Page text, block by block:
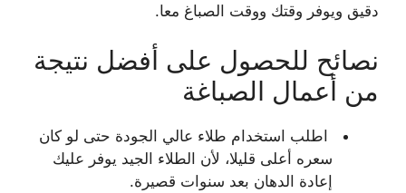
دقيق ويوفر وقتك ووقت الصباغ معا.
نصائح للحصول على أفضل نتيجة
من أعمال الصباغة
اطلب استخدام طلاء عالي الجودة حتى لو كان
سعره أعلى قليلا، لأن الطلاء الجيد يوفر عليك
إعادة الدهان بعد سنوات قصيرة.